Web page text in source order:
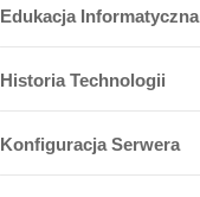
Edukacja Informatyczna
Historia Technologii
Konfiguracja Serwera